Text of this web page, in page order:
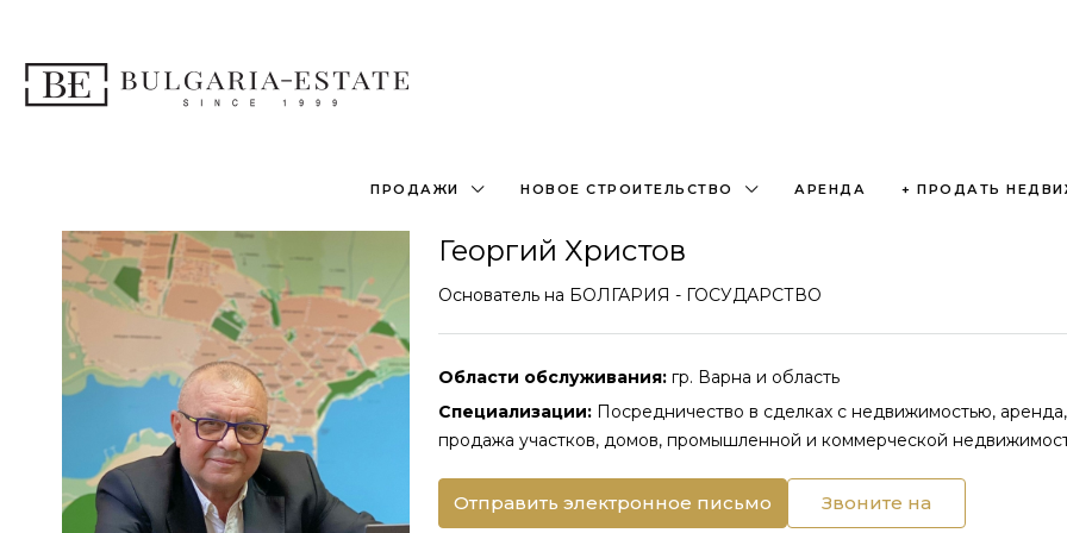
ПРОДАЖИ НОВОЕ СТРОИТЕЛЬСТВО АРЕНДА + ПРОДАТЬ
Георгий Христов
Основатель на БОЛГАРИЯ - ГОСУДАРСТВО
Области обслуживания: гр. Варна и область
Специализации: Посредничество в сделках с недвижимостью,
продажа участков, домов, промышленной и коммерческой
Отправить электронное письмо Звоните на